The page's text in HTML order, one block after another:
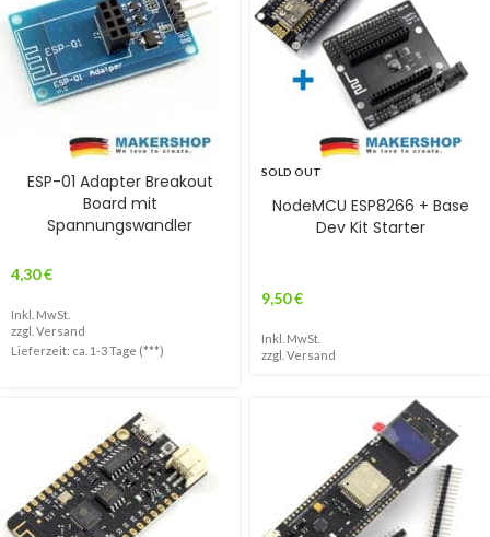
ESP-01 Adapter Breakout
Board mit
Spannungswandler
4,30€
Inkl. MwSt.
zzgl. Versand
Lieferzeit: ca. 1-3 Tage (***)
SOLD OUT
NodeMCU ESP8266 + Base
Dev Kit Starter
9,50€
Inkl. MwSt.
zzgl. Versand